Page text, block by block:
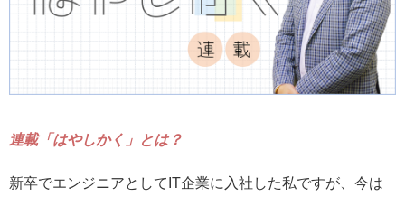
連載「はやしかく」とは？
新卒でエンジニアとしてIT企業に入社した私ですが、今は